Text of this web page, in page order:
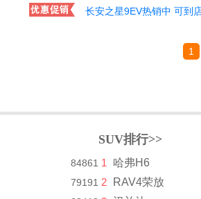
长安之星9EV热销中 可到
1
84861
79191
SUV排行>>
1 哈弗H6
2 RAV4荣放